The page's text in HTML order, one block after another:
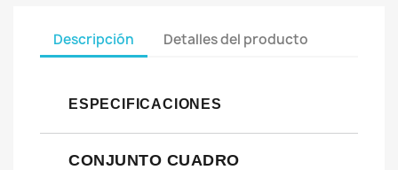
Descripción Detalles del producto
ESPECIFICACIONES
CONJUNTO CUADRO